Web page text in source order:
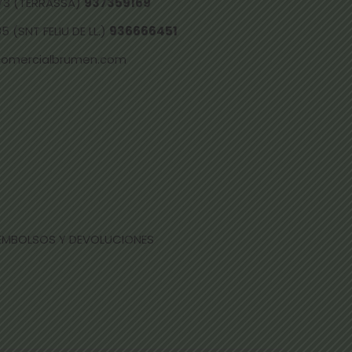
(SNT FELIU DE LL.) 936666451
Y DEVOLUCIONES